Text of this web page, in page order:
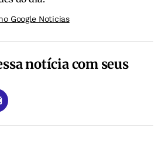
Google Noticias
notícia com seus